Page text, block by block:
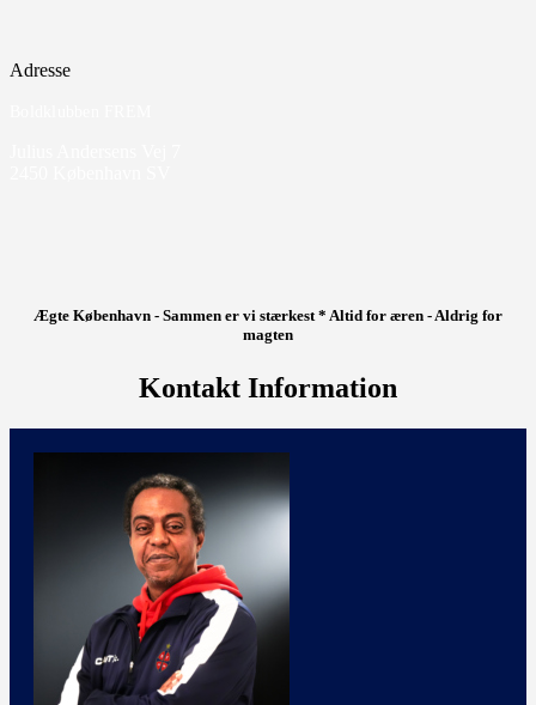
Adresse
Ægte København - Sammen er vi stærkest * Altid for æren - Aldrig for
magten
Kontakt Information